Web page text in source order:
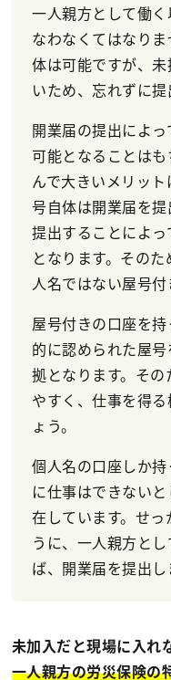
一人親方として働
なわなくてはなり
体は可能ですが、
いため、忘れずに提
開業届の提出によ
可能となることは
んで大きいメリッ
号自体は開業届を提
提出することによ
となります。その
人名ではない屋号付
屋号付きの口座を
的に認められた屋
拠となります。そ
やすく、仕事を得
ょう。
個人名の口座しか
に仕事はできない
在しています。せ
うに、一人親方と
ば、開業届を提出し
未加入だと現場に入れ
一人親方の労災保険の